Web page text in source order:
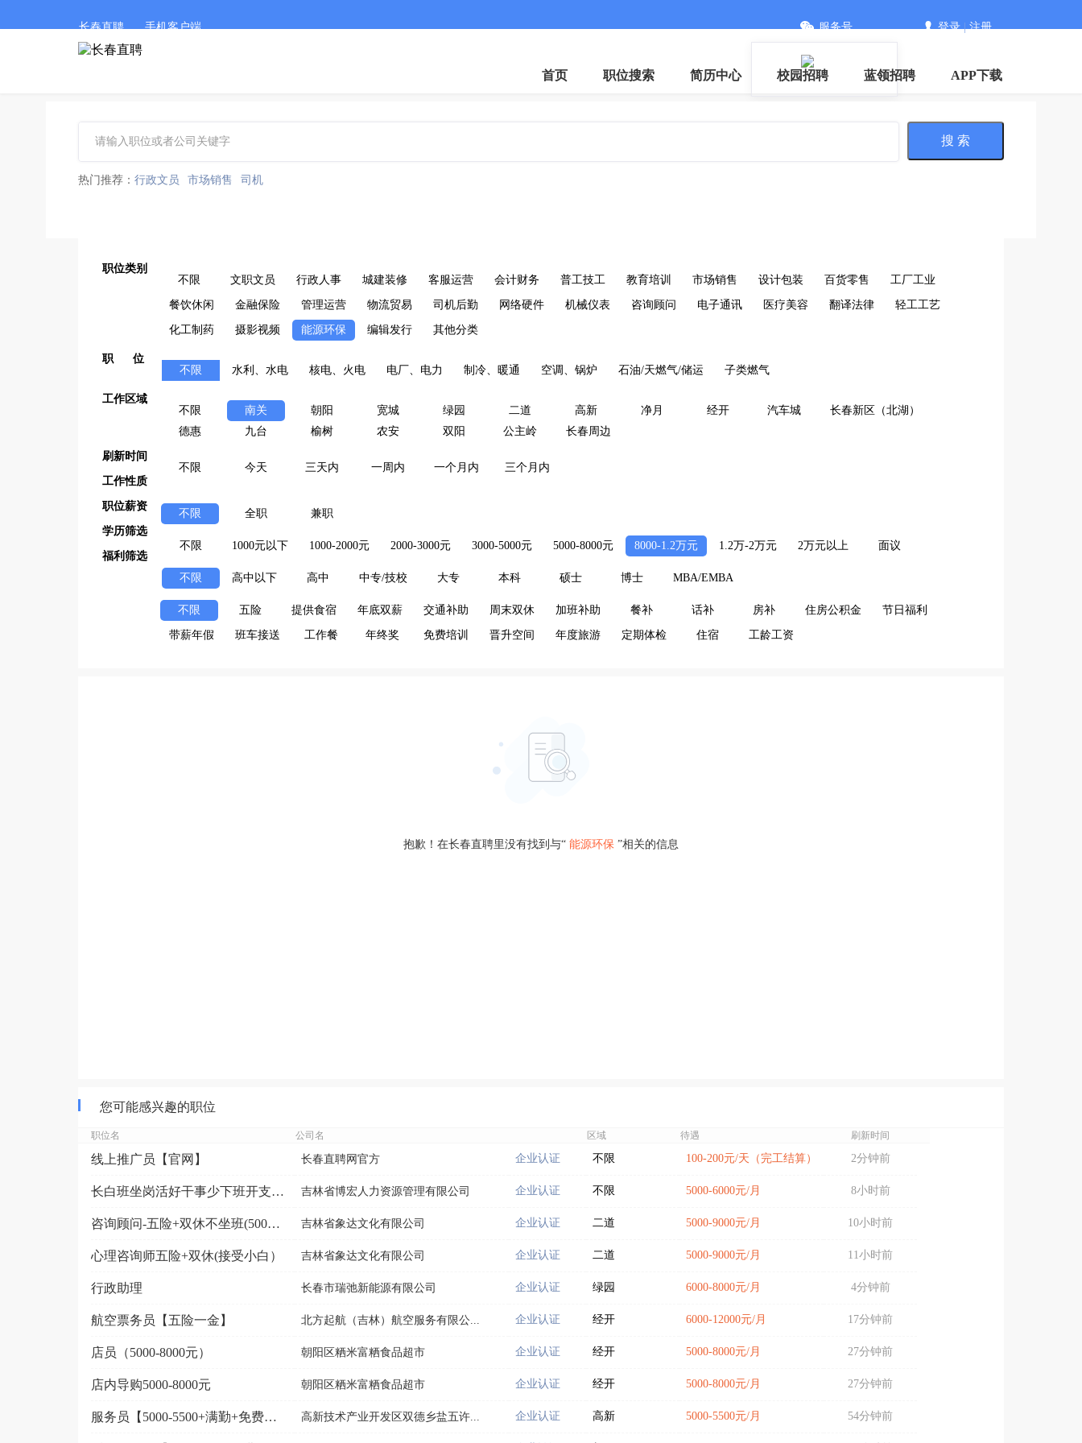
长春直聘 手机客户端 服务号 登录|注册
首页 职位搜索 简历中心 校园招聘 蓝领招聘 APP下载
搜 索
热门推荐： 行政文员 市场销售 司机
职位类别
不限
文职文员 行政人事 城建装修 客服运营 会计财务 普工技工 教育培训 市场销售 设计包装 百货零售 工厂工业
餐饮休闲 金融保险 管理运营 物流贸易 司机后勤 网络硬件 机械仪表 咨询顾问 电子通讯 医疗美容 翻译法律 轻工工艺
化工制药 摄影视频 能源环保 编辑发行 其他分类
职 位
不限
水利、水电 核电、火电 电厂、电力 制冷、暖通 空调、锅炉 石油/天燃气/储运 子类燃气
工作区域
不限
南关 朝阳 宽城 绿园 二道 高新 净月 经开 汽车城
长春新区（北湖）
德惠
九台 榆树 农安 双阳 公主岭 长春周边
刷新时间
不限
今天 三天内 一周内 一个月内
三个月内
工作性质
不限 全职 兼职
职位薪资
不限 1000元以下 1000-2000元 2000-3000元 3000-5000元 5000-8000元 8000-1.2万元 1.2万-2万元 2万元以上 面议
学历筛选
不限 高中以下 高中 中专/技校 大专 本科 硕士 博士 MBA/EMBA
福利筛选
不限 五险 提供食宿 年底双薪 交通补助 周末双休 加班补助 餐补 话补 房补 住房公积金 节日福利
带薪年假 班车接送 工作餐 年终奖 免费培训 晋升空间 年度旅游 定期体检 住宿 工龄工资
抱歉！在长春直聘里没有找到与“ 能源环保 ”相关的信息
您可能感兴趣的职位
职位名 公司名 区域 待遇 刷新时间
线上推广员【官网】 长春直聘网官方 企业认证 不限 100-200元/天（完工结算） 2分钟前
长白班坐岗活好干事少下班开支172.5/天供吃供住 吉林省博宏人力资源管理有限公司 企业认证 不限 5000-6000元/月 8小时前
咨询顾问-五险+双休不坐班(5000-9000元） 吉林省象达文化有限公司 企业认证 二道 5000-9000元/月 10小时前
心理咨询师五险+双休(接受小白） 吉林省象达文化有限公司 企业认证 二道 5000-9000元/月 11小时前
行政助理 长春市瑞弛新能源有限公司 企业认证 绿园 6000-8000元/月 4分钟前
航空票务员【五险一金】 北方起航（吉林）航空服务有限公... 企业认证 经开 6000-12000元/月 17分钟前
店员（5000-8000元） 朝阳区粞米富粞食品超市 企业认证 经开 5000-8000元/月 27分钟前
店内导购5000-8000元 朝阳区粞米富粞食品超市 企业认证 经开 5000-8000元/月 27分钟前
服务员【5000-5500+满勤+免费食宿】 高新技术产业开发区双德乡盐五许... 企业认证 高新 5000-5500元/月 54分钟前